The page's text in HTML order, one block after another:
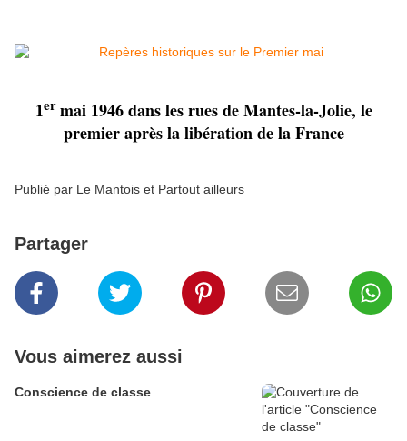
1ermai 1946 dans les rues de Mantes-la-Jolie, le
premier après la libération de la France
Publié par Le Mantois et Partout ailleurs
Partager
Vous aimerez aussi
Conscience de classe